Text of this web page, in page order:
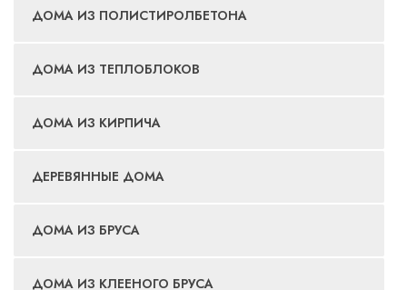
ДОМА ИЗ ПОЛИСТИРОЛБЕТОНА
ДОМА ИЗ ТЕПЛОБЛОКОВ
ДОМА ИЗ КИРПИЧА
ДЕРЕВЯННЫЕ ДОМА
ДОМА ИЗ БРУСА
ДОМА ИЗ КЛЕЕНОГО БРУСА